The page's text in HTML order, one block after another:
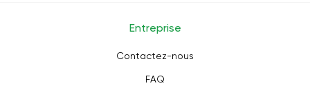
Entreprise
Contactez-nous
FAQ